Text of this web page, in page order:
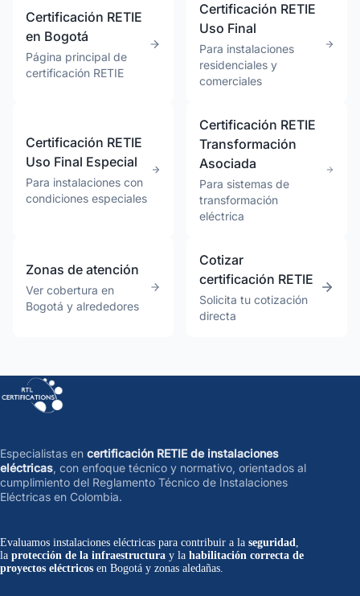
Certificación RETIE
en Bogotá
Página principal de
certificación RETIE
Certificación RETIE
Uso Final
Para instalaciones
residenciales y
comerciales
Certificación RETIE
Uso Final Especial
Para instalaciones con
condiciones especiales
Certificación RETIE
Transformación
Asociada
Para sistemas de
transformación
eléctrica
Zonas de atención
Ver cobertura en
Bogotá y alrededores
Cotizar
certificación RETIE
Solicita tu cotización
directa
Especialistas en certificación RETIE de instalaciones
eléctricas, con enfoque técnico y normativo, orientados al
cumplimiento del Reglamento Técnico de Instalaciones
Eléctricas en Colombia.
Evaluamos instalaciones eléctricas para contribuir a la seguridad,
la protección de la infraestructura y la habilitación correcta de
proyectos eléctricos en Bogotá y zonas aledañas.